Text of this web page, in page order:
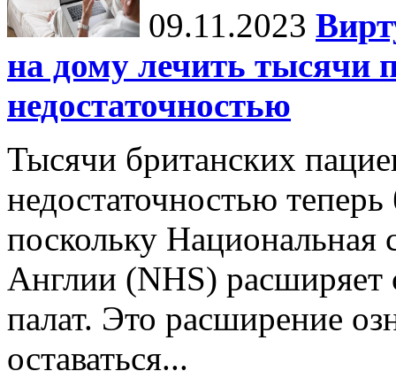
09.11.2023
на дому лечить тысячи
недостаточностью
Тысячи британских
недостаточностью
поскольку Национальная
Англии (NHS) расширяет
палат. Это расширение
оставаться...